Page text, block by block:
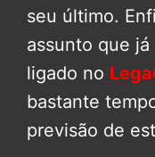
seu último.
assunto que
ligado no
bastante
previsão de